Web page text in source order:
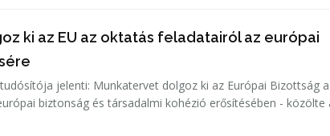
ki az EU az oktatás feladatairól az európai
jelenti: Munkatervet dolgoz ki az Európai Bizottság
biztonság és társadalmi kohézió erősítésében - közölte